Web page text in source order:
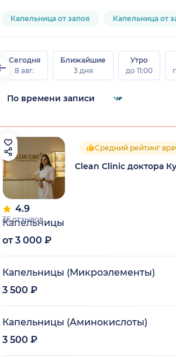
Капельница от запоя Капельница от
Сегодня
8 авг.
Ближайшие
3 дня
Утро
до 11:00
4.9
35 отзывов
Средний рейтинг
Clean Clinic доктора
Капельницы
от 3 000 ₽
Капельницы (Микроэлементы)
3 500 ₽
Капельницы (Аминокислоты)
3 500 ₽